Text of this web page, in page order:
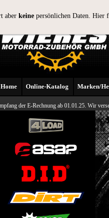
Home Online-Katalog Marken/
der E-Rechnung ab 01.01.25. Wir
aber keine persönlichen Daten. Hier